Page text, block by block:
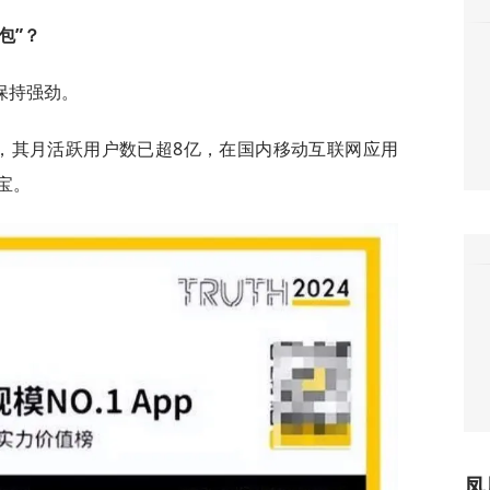
”？
强劲。
月活跃用户数已超8亿，在国内移动互联网应用